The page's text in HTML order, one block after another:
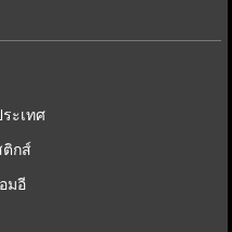
ะเทศ
กส์
มอี